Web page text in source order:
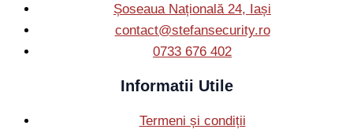
Șoseaua Națională 24, Iași
contact@stefansecurity.ro
0733 676 402
Informatii Utile
Termeni și condiții